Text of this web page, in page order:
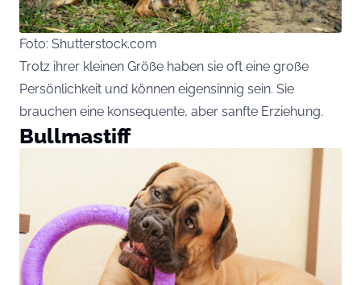
Foto: Shutterstock.com
Trotz ihrer kleinen Größe haben sie oft eine große
Persönlichkeit und können eigensinnig sein. Sie
brauchen eine konsequente, aber sanfte Erziehung.
Bullmastiff